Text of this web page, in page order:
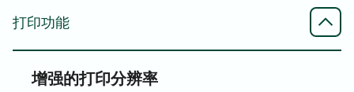
打印功能
增强的打印分辨率